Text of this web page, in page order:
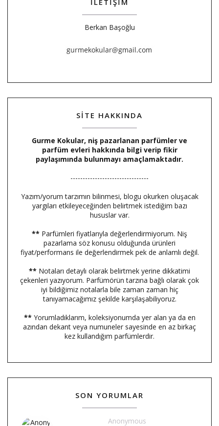
Berkan Başoğlu
SİTE HAKKINDA
Gurme Kokular, niş pazarlanan parfümler ve
parfüm evleri hakkında bilgi verip fikir
paylaşımında bulunmayı amaçlamaktadır.
--------------------------------
Yazım/yorum tarzımın bilinmesi, blogu okurken oluşacak
yargıları etkileyeceğinden belirtmek istediğim bazı
hususlar var.
** Parfümleri fiyatlarıyla değerlendirmiyorum. Niş
pazarlama söz konusu olduğunda ürünleri
fiyat/performans ile değerlendirmek pek de anlamlı değil.
** Notaları detaylı olarak belirtmek yerine dikkatimi
çekenleri yazıyorum. Parfümörün tarzına bağlı olarak çok
iyi bildiğimiz notalarla bile zaman zaman hiç
tanıyamacağımız şekilde karşılaşabiliyoruz.
** Yorumladıklarım, koleksiyonumda yer alan ya da en
azından dekant veya numuneler sayesinde en az birkaç
kez kullandığım parfümlerdir.
SON YORUMLAR
Anonymous